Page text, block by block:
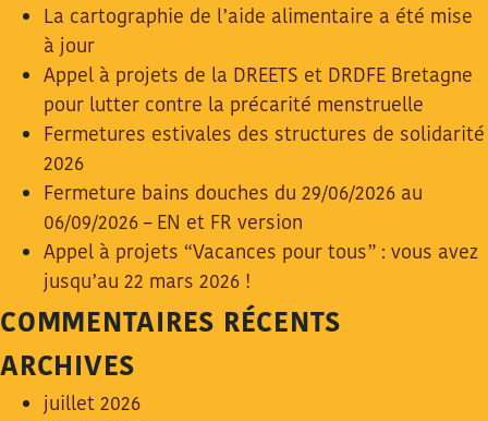
La cartographie de l’aide alimentaire a été mise
à jour
Appel à projets de la DREETS et DRDFE Bretagne
pour lutter contre la précarité menstruelle
Fermetures estivales des structures de solidarité
2026
Fermeture bains douches du 29/06/2026 au
06/09/2026 – EN et FR version
Appel à projets “Vacances pour tous” : vous avez
jusqu’au 22 mars 2026 !
COMMENTAIRES RÉCENTS
ARCHIVES
juillet 2026